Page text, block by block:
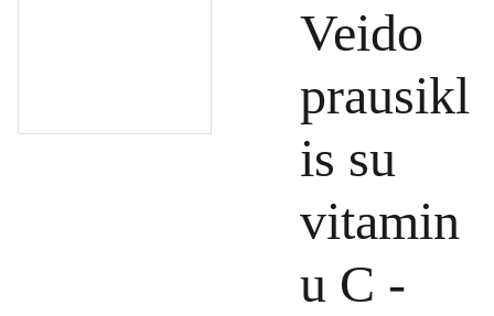
Veido
prausikl
is su
vitamin
u C -